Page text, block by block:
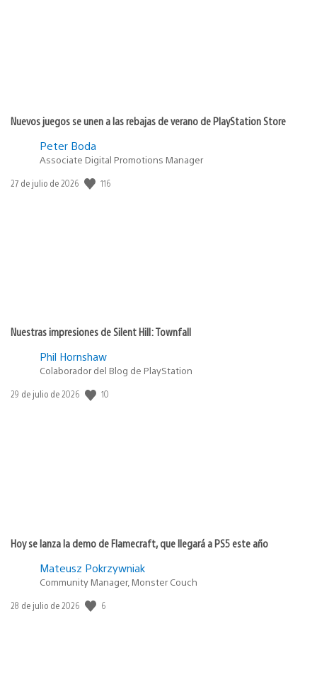
Nuevos juegos se unen a las rebajas de verano de PlayStation Store
Peter Boda
Associate Digital Promotions Manager
Fecha
27 de julio de 2026 116
Nuestras impresiones de Silent Hill: Townfall
Phil Hornshaw
Colaborador del Blog de PlayStation
Fecha
29 de julio de 2026 10
Hoy se lanza la demo de Flamecraft, que llegará a PS5 este año
Mateusz Pokrzywniak
Community Manager, Monster Couch
Fecha
28 de julio de 2026 6